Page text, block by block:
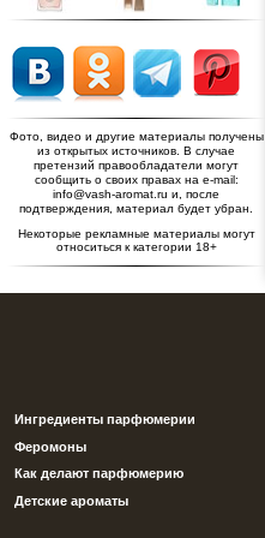
Фото, видео и другие материалы получены
из открытых источников. В случае
претензий правообладатели могут
сообщить о своих правах на e-mail:
info@vash-aromat.ru и, после
подтверждения, материал будет убран.
Некоторые рекламные материалы могут
относиться к категории 18+
Ингредиенты парфюмерии
Феромоны
Как делают парфюмерию
Детские ароматы